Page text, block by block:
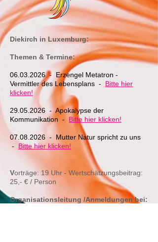
Diekirch in Luxemburg:
Themen & Termine:
06.03.2026- Erzengel Metatron -
Vermittler des Lebensplans - Bitte hier
klicken!
29.05.2026 - Apokalypse der
Kommunikation - Bitte hier klicken!
07.08.2026 - Mutter Natur spricht zu uns
- Bitte hier klicken!
Vorträge: 19 Uhr - Wertschätzungsbeitrag:
25,- € / Person
Organisationsleitung /Anmeldungen bei: